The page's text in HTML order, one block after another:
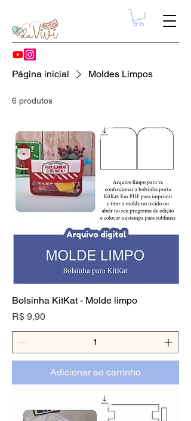
Página inicial Moldes Limpos
6 produtos
Bolsinha KitKat - Molde limpo
Preço
R$ 9,90
Adicionar ao carrinho